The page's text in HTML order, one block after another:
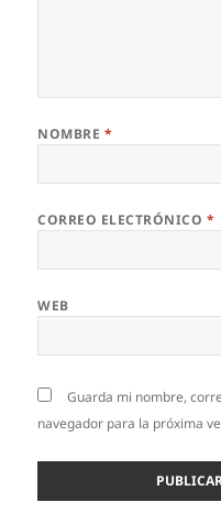
NOMBRE *
CORREO ELECTRÓNICO *
WEB
Guarda mi nombre,
navegador para la próxima